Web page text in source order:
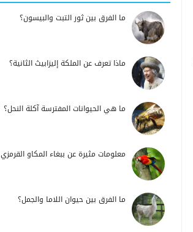
ما الفرق بين ثور التبت والبيسون؟
ماذا تعرف عن الملكة إليزابيث الثانية؟
ما هي الحيوانات المفترسة آكلة النحل؟
معلومات مثيرة عن ببغاء المكاو القرمزي
ما الفرق بين حيوان اللاما والجمل؟